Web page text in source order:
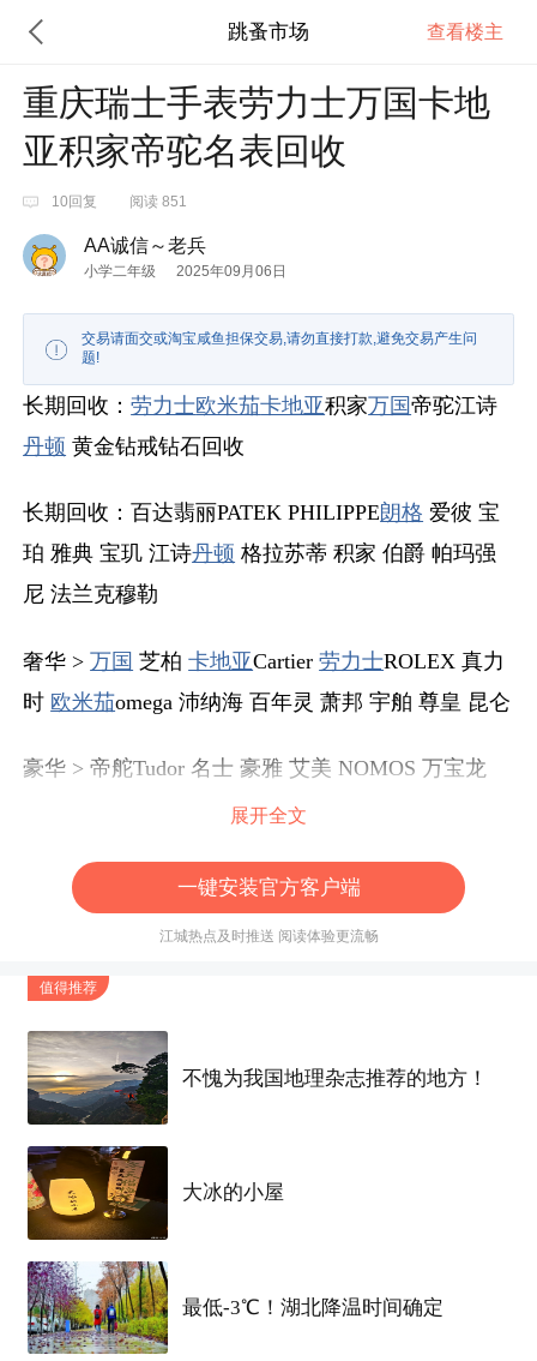
跳蚤市场 查看楼主
重庆瑞士手表劳力士万国卡地
亚积家帝驼名表回收
10回复 阅读 851
AA诚信～老兵
小学二年级 2025年09月06日
交易请面交或淘宝咸鱼担保交易,请勿直接打款,避免交易产生问
题!
长期回收：劳力士欧米茄卡地亚积家万国帝驼江诗
丹顿 黄金钻戒钻石回收
长期回收：百达翡丽PATEK PHILIPPE朗格 爱彼 宝
珀 雅典 宝玑 江诗丹顿 格拉苏蒂 积家 伯爵 帕玛强
尼 法兰克穆勒
奢华 >万国 芝柏卡地亚Cartier劳力士ROLEX 真力
时 欧米茄omega 沛纳海 百年灵 萧邦 宇舶 尊皇 昆仑
豪华 > 帝舵Tudor 名士 豪雅 艾美 NOMOS 万宝龙
宝齐莱 波尔 雷蒙威 豪利时 浪琴 雷达
亲民 > 汉
美度 精工 天梭 梅花 雪铁纳 东方
双狮 西铁城 卡西欧 海鸥
时尚 > 爱马仕 LV 迪奥 香奈儿 Gucci 宝
另回收：单反相机 单反镜头 苹果笔记本 游戏电脑
摄像机 各类手机回收
电话：13402661489 杨先生
标签
展开全文
一键安装官方客户端
江城热点及时推送 阅读体验更流畅
值得推荐
不愧为我国地理杂志推荐的地方！
大冰的小屋
最低-3℃！湖北降温时间确定